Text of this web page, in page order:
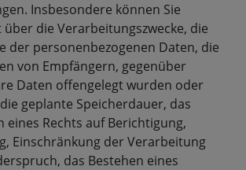
Insbesondere können Sie
über die Verarbeitungszwecke, die
der personenbezogenen Daten, die
von Empfängern, gegenüber
Daten offengelegt wurden oder
geplante Speicherdauer, das
eines Rechts auf Berichtigung,
Einschränkung der Verarbeitung
das Bestehen eines